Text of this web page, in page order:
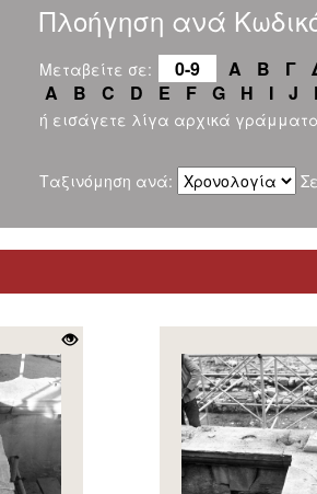
Πλοήγηση ανά
Μεταβείτε σε: 0-9 Α Β Γ
A
B C D E F G H I J
ή εισάγετε λίγα αρχικά
Ταξινόμηση ανά: